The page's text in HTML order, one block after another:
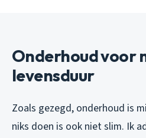
Onderhoud voor
levensduur
Zoals gezegd, onderhoud is
niks doen is ook niet slim. Ik